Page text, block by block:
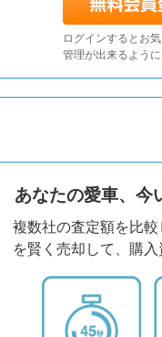
ログインするとお
管理が出来るよう
あなたの愛車、今
複数社の査定額を比
を賢く売却して、購